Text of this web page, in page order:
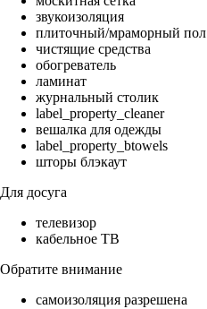
звукоизоляция
плиточный/мраморный пол
чистящие средства
обогреватель
ламинат
журнальный столик
label_property_cleaner
вешалка для одежды
label_property_btowels
шторы блэкаут
Для досуга
телевизор
кабельное ТВ
Обратите внимание
самоизоляция разрешена